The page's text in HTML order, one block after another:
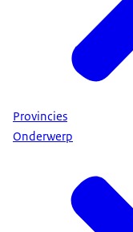
Provincies
Onderwerp